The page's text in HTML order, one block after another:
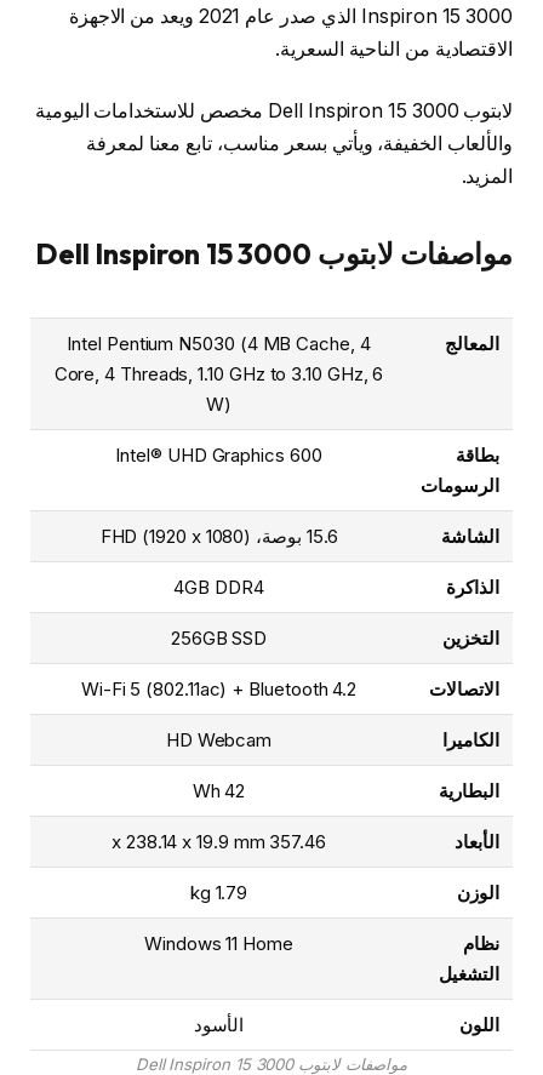
Inspiron 15 3000 الذي صدر عام 2021 ويعد من الاجهزة
الاقتصادية من الناحية السعرية.
لابتوب Dell Inspiron 15 3000 مخصص للاستخدامات اليومية
والألعاب الخفيفة، ويأتي بسعر مناسب، تابع معنا لمعرفة
المزيد.
مواصفات لابتوب Dell Inspiron 15 3000
المعالج
Intel Pentium N5030 (4 MB Cache, 4
Core, 4 Threads, 1.10 GHz to 3.10 GHz, 6
W)
بطاقة
الرسومات
Intel® UHD Graphics 600
الشاشة 15.6 بوصة، FHD (1920 x 1080)
الذاكرة 4GB DDR4
التخزين 256GB SSD
الاتصالات Wi-Fi 5 (802.11ac) + Bluetooth 4.2
الكاميرا HD Webcam
البطارية 42 Wh
الأبعاد 357.46 x 238.14 x 19.9 mm
الوزن 1.79 kg
نظام
التشغيل
Windows 11 Home
اللون الأسود
مواصفات لابتوب Dell Inspiron 15 3000